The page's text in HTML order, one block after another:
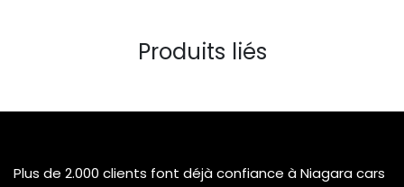
Produits liés
Plus de 2.000 clients font déjà confiance à Niagara cars